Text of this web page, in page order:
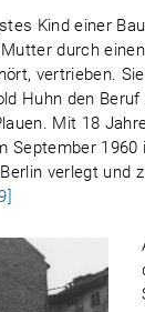
Kind einer
durch
vertrieben.
Huhn den
Mit 18
September
verlegt und